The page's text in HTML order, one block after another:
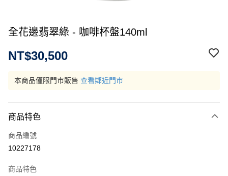
全花邊翡翠綠 - 咖啡杯盤140ml
NT$30,500
本商品僅限門市販售 查看鄰近門市
商品特色
商品編號
10227178
商品特色